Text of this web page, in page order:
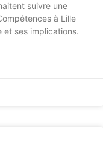
suivre une
à Lille
et ses implications.